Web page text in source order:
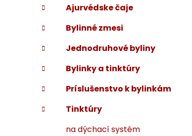
Ajurvédske čaje
Bylinné zmesi
Jednodruhové byliny
Bylinky a tinktúry
Príslušenstvo k bylinkám
Tinktúry
na dýchací systém